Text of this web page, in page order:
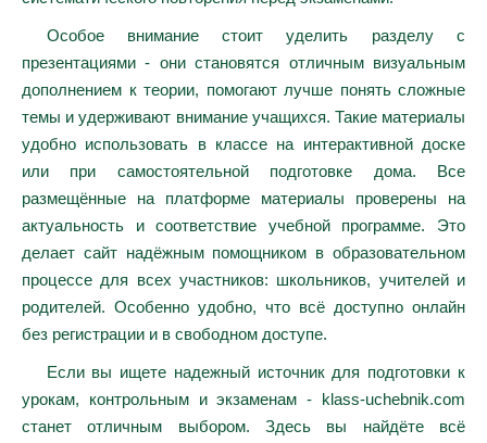
Особое внимание стоит уделить разделу с
презентациями - они становятся отличным визуальным
дополнением к теории, помогают лучше понять сложные
темы и удерживают внимание учащихся. Такие материалы
удобно использовать в классе на интерактивной доске
или при самостоятельной подготовке дома. Все
размещённые на платформе материалы проверены на
актуальность и соответствие учебной программе. Это
делает сайт надёжным помощником в образовательном
процессе для всех участников: школьников, учителей и
родителей. Особенно удобно, что всё доступно онлайн
без регистрации и в свободном доступе.
Если вы ищете надежный источник для подготовки к
урокам, контрольным и экзаменам - klass-uchebnik.com
станет отличным выбором. Здесь вы найдёте всё